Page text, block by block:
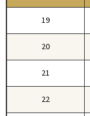
19
20
21
22